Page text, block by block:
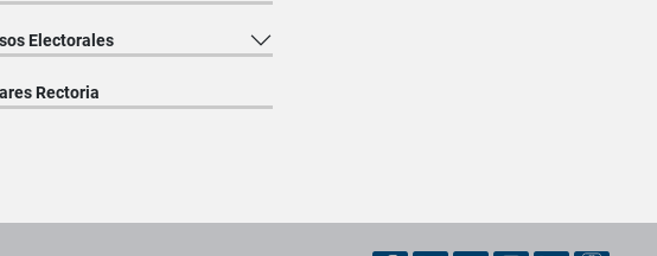
Electorales
Rectoria